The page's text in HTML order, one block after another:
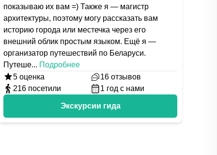
показываю их вам =) Также я — магистр
архитектуры, поэтому могу рассказать вам
историю города или местечка через его
внешний облик простым языком. Ещё я —
организатор путешествий по Беларуси.
Путеше... Подробнее
5 оценка 16 отзывов
216 посетили 1 год с нами
Экскурсии гида